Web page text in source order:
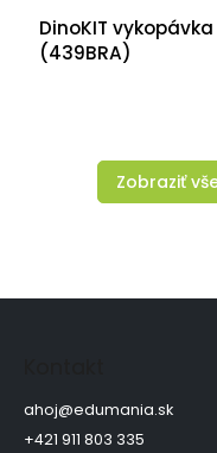
DinoKIT
(439BRA)
Zobraziť
ahoj@edumania.sk
+421 911 803 335